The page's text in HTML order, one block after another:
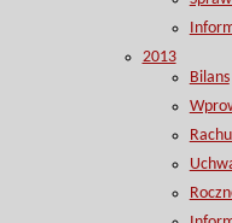
2013
Bilans